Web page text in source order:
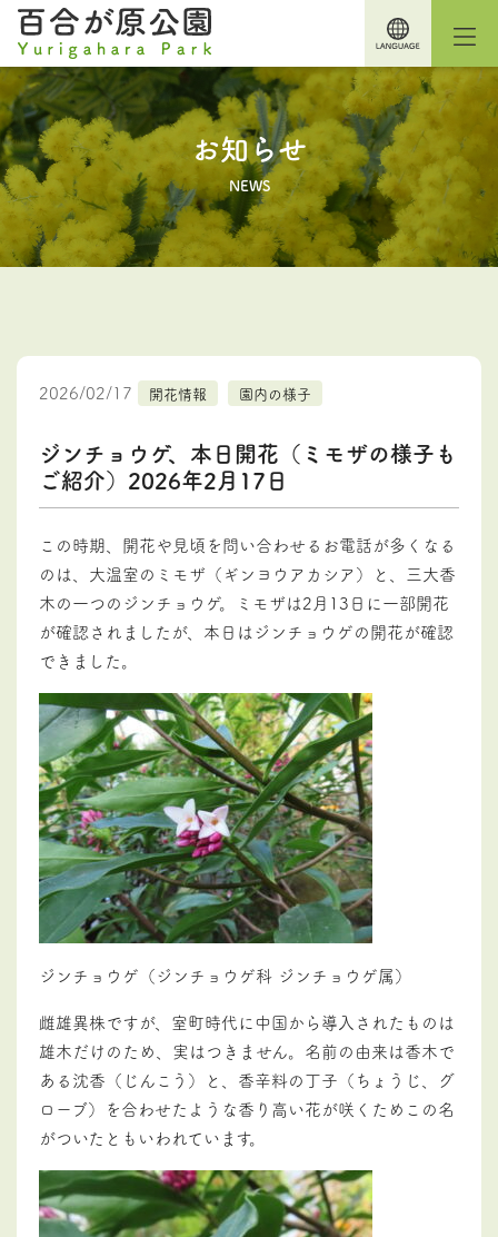
お知らせ
NEWS
2026/02/17 開花情報 園内の様子
ジンチョウゲ、本日開花（ミモザの様子も
ご紹介）2026年2月17日
この時期、開花や見頃を問い合わせるお電話が多くなる
のは、大温室のミモザ（ギンヨウアカシア）と、三大香
木の一つのジンチョウゲ。ミモザは2月13日に一部開花
が確認されましたが、本日はジンチョウゲの開花が確認
できました。
ジンチョウゲ（ジンチョウゲ科 ジンチョウゲ属）
雌雄異株ですが、室町時代に中国から導入されたものは
雄木だけのため、実はつきません。名前の由来は香木で
ある沈香（じんこう）と、香辛料の丁子（ちょうじ、グ
ローブ）を合わせたような香り高い花が咲くためこの名
がついたともいわれています。